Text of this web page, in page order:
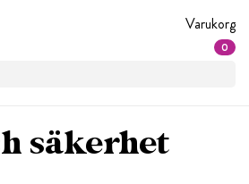
Varukorg
0
säkerhet